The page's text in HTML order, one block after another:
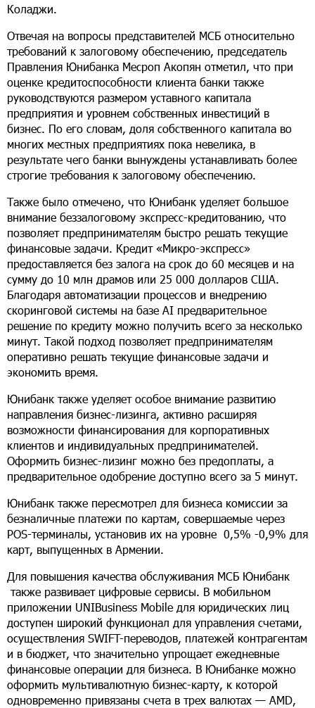
Коладжи.
Отвечая на вопросы представителей МСБ относительно
требований к залоговому обеспечению, председатель
Правления Юнибанка Месроп Акопян отметил, что при
оценке кредитоспособности клиента банки также
руководствуются размером уставного капитала
предприятия и уровнем собственных инвестиций в
бизнес. По его словам, доля собственного капитала во
многих местных предприятиях пока невелика, в
результате чего банки вынуждены устанавливать более
строгие требования к залоговому обеспечению.
Также было отмечено, что Юнибанк уделяет большое
внимание беззалоговому экспресс-кредитованию, что
позволяет предпринимателям быстро решать текущие
финансовые задачи. Кредит «Микро-экспресс»
предоставляется без залога на срок до 60 месяцев и на
сумму до 10 млн драмов или 25 000 долларов США.
Благодаря автоматизации процессов и внедрению
скоринговой системы на базе AI предварительное
решение по кредиту можно получить всего за несколько
минут. Такой подход позволяет предпринимателям
оперативно решать текущие финансовые задачи и
экономить время.
Юнибанк также уделяет особое внимание развитию
направления бизнес-лизинга, активно расширяя
возможности финансирования для корпоративных
клиентов и индивидуальных предпринимателей.
Оформить бизнес-лизинг можно без предоплаты, а
предварительное одобрение доступно всего за 5 минут.
Юнибанк также пересмотрел для бизнеса комиссии за
безналичные платежи по картам, совершаемые через
POS-терминалы, установив их на уровне 0,5% -0,9% для
карт, выпущенных в Армении.
Для повышения качества обслуживания МСБ Юнибанк
также развивает цифровые сервисы. В мобильном
приложении UNIBusiness Mobile для юридических лиц
доступен широкий функционал для управления счетами,
осуществления SWIFT-переводов, платежей контрагентам
и в бюджет, что значительно упрощает ежедневные
финансовые операции для бизнеса. В Юнибанке можно
оформить мультивалютную бизнес-карту, к которой
одновременно привязаны счета в трех валютах — AMD,